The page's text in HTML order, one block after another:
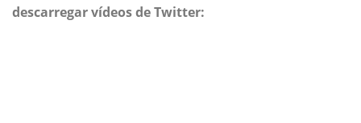
descarregar vídeos de Twitter: